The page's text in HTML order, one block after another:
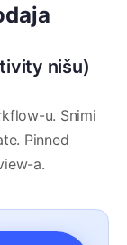
nišu)
u. Snimi
Pinned
a.